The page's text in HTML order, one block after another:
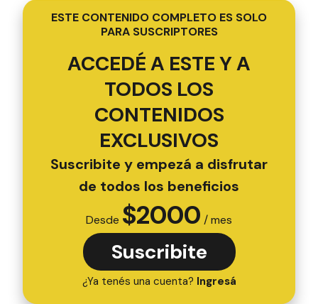
ESTE CONTENIDO COMPLETO ES SOLO
PARA SUSCRIPTORES
ACCEDÉ A ESTE Y A
TODOS LOS
CONTENIDOS
EXCLUSIVOS
Suscribite y empezá a disfrutar
de todos los beneficios
Desde $2000 / mes
Suscribite
¿Ya tenés una cuenta? Ingresá